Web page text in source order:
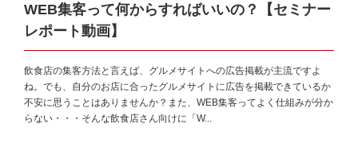
WEB集客って何からすればいいの？【セミナー
レポート動画】
飲食店の集客方法と言えば、グルメサイトへの広告掲載が主流ですよ
ね。でも、自分のお店に合ったグルメサイトに広告を掲載できているか
不安に思うことはありませんか？また、WEB集客ってよく仕組みが分か
らない・・・そんな飲食店さん向けに「W...